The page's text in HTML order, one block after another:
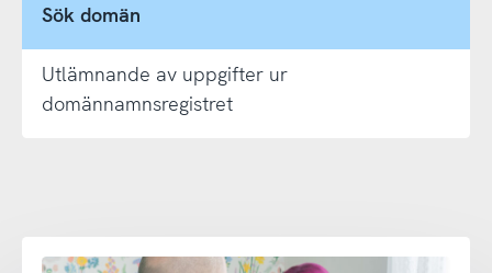
Sök domän
Utlämnande av uppgifter ur
domännamnsregistret